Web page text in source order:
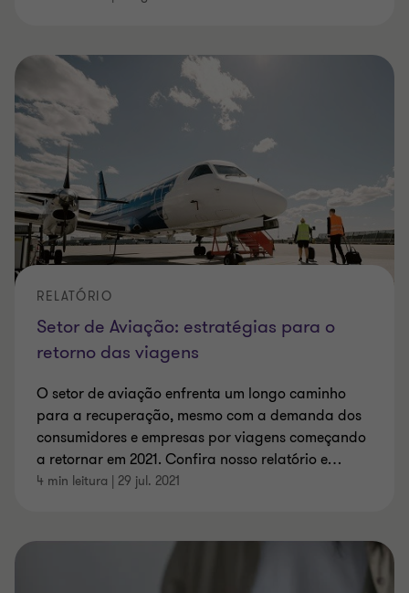
Setor de Aviação: estratégias para o
retorno das viagens
RELATÓRIO
O setor de aviação enfrenta um longo caminho
para a recuperação, mesmo com a demanda dos
consumidores e empresas por viagens começando
a retornar em 2021. Confira nosso relatório e…
4 min leitura | 29 jul. 2021